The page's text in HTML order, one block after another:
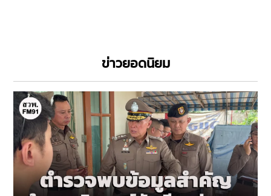
ข่าวยอดนิยม